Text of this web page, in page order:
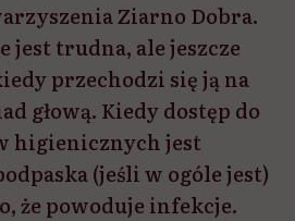
Ziarno Dobra.
jest trudna, ale jeszcze
przechodzi się ją na
głową. Kiedy dostęp do
higienicznych jest
(jeśli w ogóle jest)
że powoduje infekcje.